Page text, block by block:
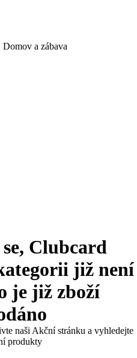
Domov a zábava
Clubcard
již není
je již zboží
naši Akční stránku a vyhledejte
produkty